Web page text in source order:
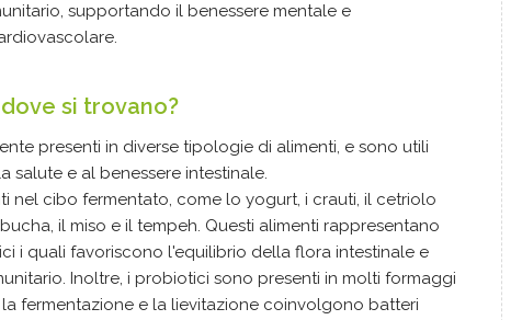
supportando il benessere mentale e
si trovano?
presenti in diverse tipologie di alimenti, e sono utili
salute e al benessere intestinale.
nel cibo fermentato, come lo yogurt, i crauti, il cetriolo
il miso e il tempeh. Questi alimenti rappresentano
i quali favoriscono l'equilibrio della flora intestinale e
Inoltre, i probiotici sono presenti in molti formaggi
fermentazione e la lievitazione coinvolgono batteri